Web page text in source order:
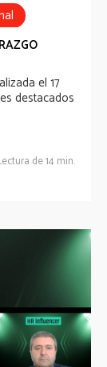
el 17
destacados
de 14 min.